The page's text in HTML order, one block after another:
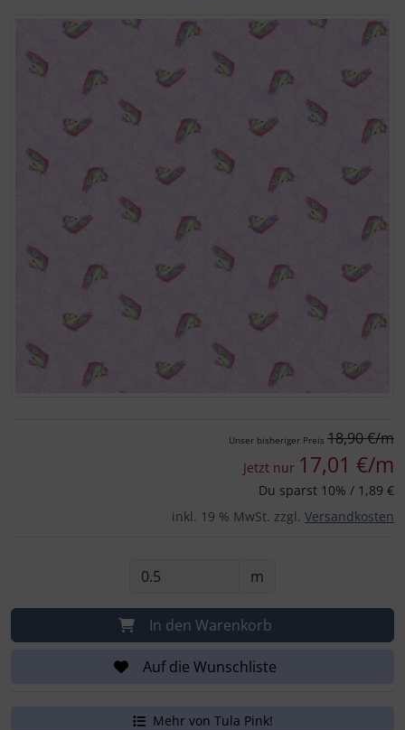
Für eine größere Ansicht klicken Sie auf das Bild!
Unser bisheriger Preis 18,90 €/m
Jetzt nur 17,01 €/m
Du sparst 10% / 1,89 €
inkl. 19 % MwSt. zzgl. Versandkosten
m
In den Warenkorb
Auf die Wunschliste
Mehr von Tula Pink!